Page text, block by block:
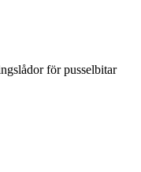
för pusselbitar